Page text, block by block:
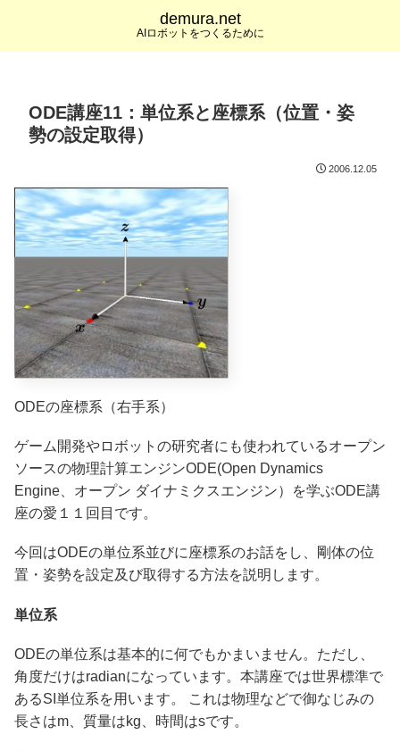
demura.net
AIロボットをつくるために
ODE講座11：単位系と座標系（位置・姿
勢の設定取得）
2006.12.05
ODEの座標系（右手系）
ゲーム開発やロボットの研究者にも使われているオープン
ソースの物理計算エンジンODE(Open Dynamics
Engine、オープン ダイナミクスエンジン）を学ぶODE講
座の愛１１回目です。
今回はODEの単位系並びに座標系のお話をし、剛体の位
置・姿勢を設定及び取得する方法を説明します。
単位系
ODEの単位系は基本的に何でもかまいません。ただし、
角度だけはradianになっています。本講座では世界標準で
あるSI単位系を用います。 これは物理などで御なじみの
長さはm、質量はkg、時間はsです。